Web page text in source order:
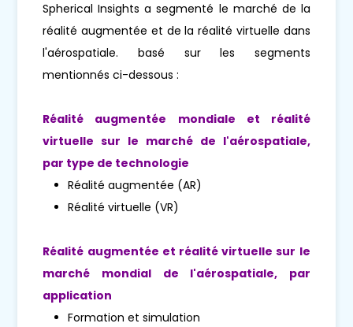
Spherical Insights a segmenté le marché de la
réalité augmentée et de la réalité virtuelle dans
l'aérospatiale. basé sur les segments
mentionnés ci-dessous :
Réalité augmentée mondiale et réalité
virtuelle sur le marché de l'aérospatiale,
par type de technologie
Réalité augmentée (AR)
Réalité virtuelle (VR)
Réalité augmentée et réalité virtuelle sur le
marché mondial de l'aérospatiale, par
application
Formation et simulation